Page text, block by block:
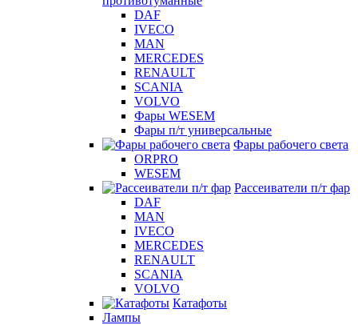
DAF
IVECO
MAN
MERCEDES
RENAULT
SCANIA
VOLVO
Фары WESEM
Фары п/т универсальные
Фары рабочего света
ORPRO
WESEM
Рассеиватели п/т фар
DAF
MAN
IVECO
MERCEDES
RENAULT
SCANIA
VOLVO
Катафоты
Лампы